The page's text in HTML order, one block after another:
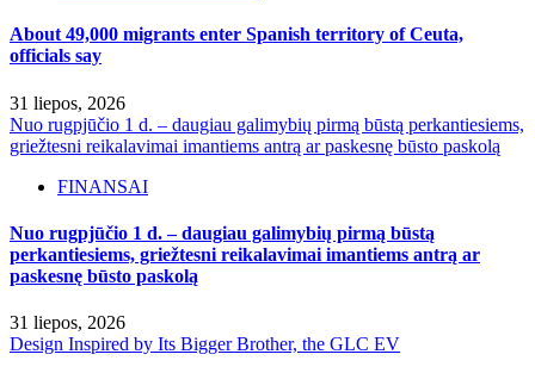
About 49,000 migrants enter Spanish territory of Ceuta,
officials say
31 liepos, 2026
Nuo rugpjūčio 1 d. – daugiau galimybių pirmą būstą perkantiesiems,
griežtesni reikalavimai imantiems antrą ar paskesnę būsto paskolą
FINANSAI
Nuo rugpjūčio 1 d. – daugiau galimybių pirmą būstą
perkantiesiems, griežtesni reikalavimai imantiems antrą ar
paskesnę būsto paskolą
31 liepos, 2026
Design Inspired by Its Bigger Brother, the GLC EV